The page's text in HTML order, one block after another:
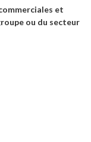
et
ou du secteur